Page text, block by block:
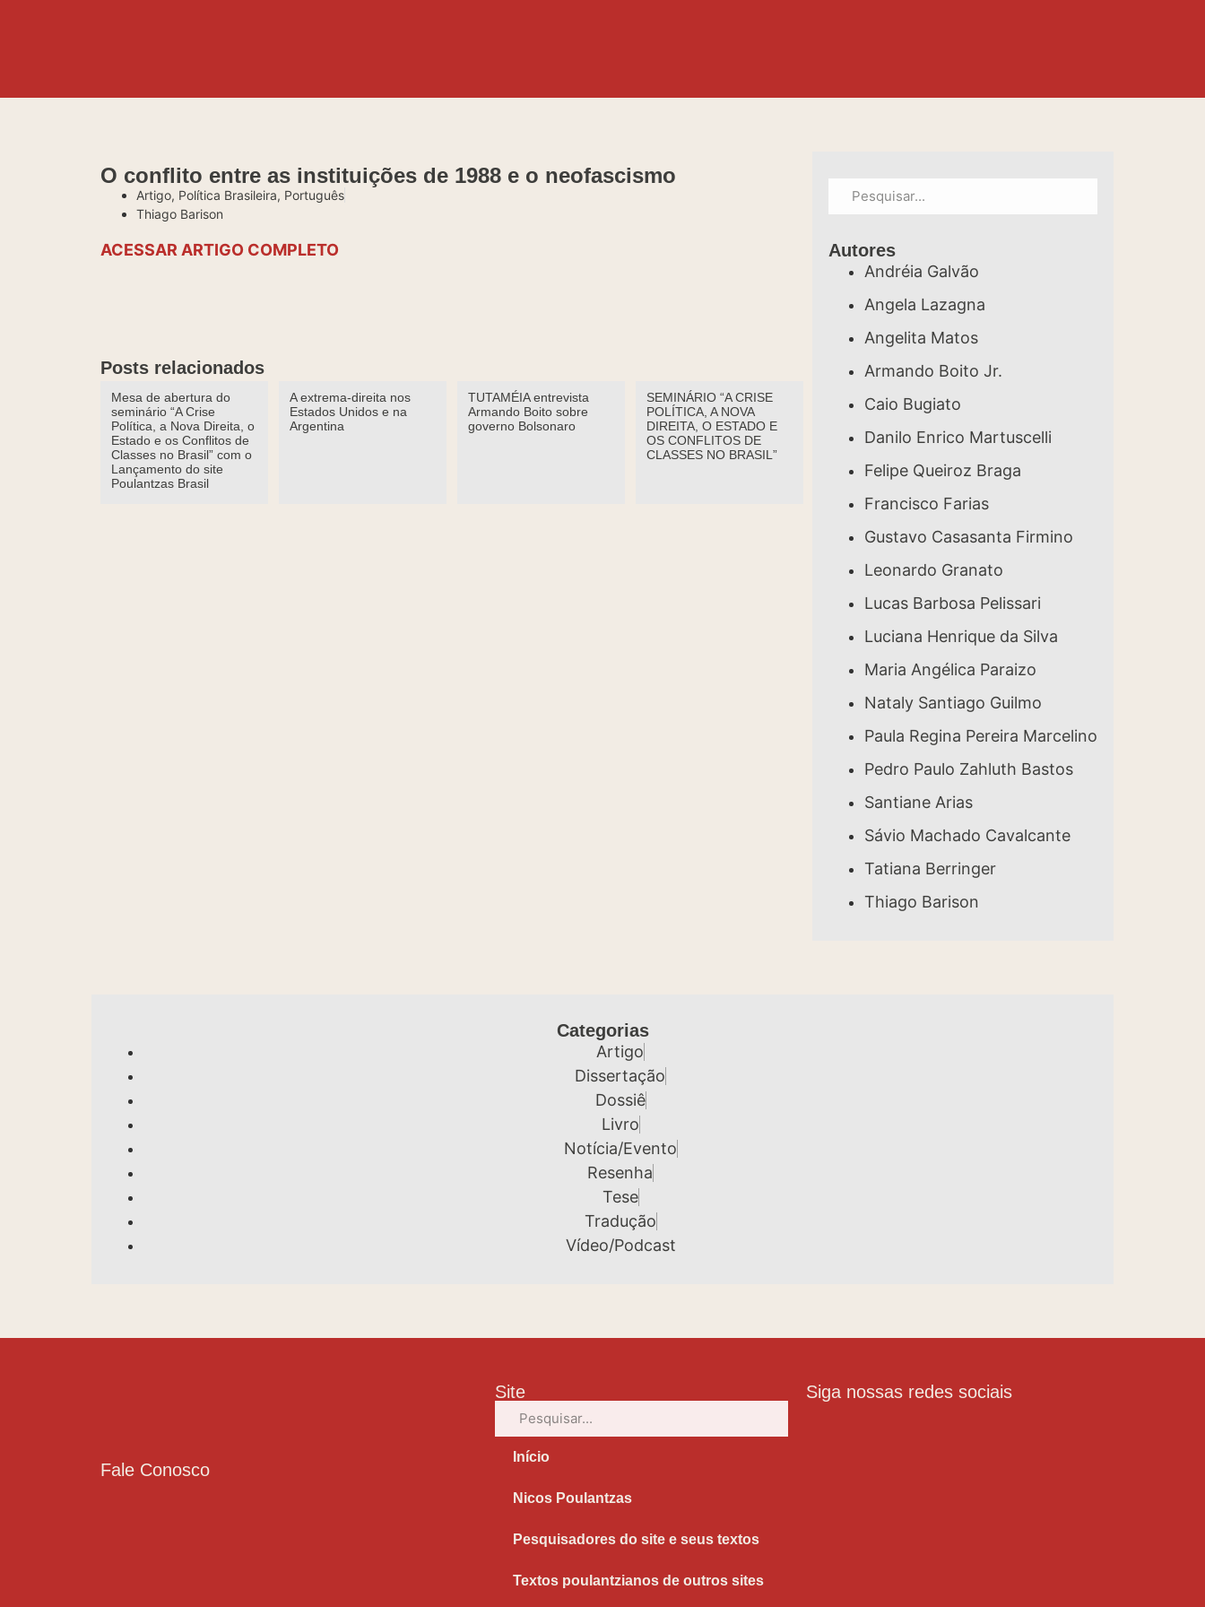
O conflito entre as instituições de 1988 e o neofascismo
Artigo, Política Brasileira, Português
Thiago Barison
ACESSAR ARTIGO COMPLETO
Posts relacionados
Mesa de abertura do
seminário “A Crise
Política, a Nova Direita, o
Estado e os Conflitos de
Classes no Brasil” com o
Lançamento do site
Poulantzas Brasil
A extrema-direita nos
Estados Unidos e na
Argentina
TUTAMÉIA entrevista
Armando Boito sobre
governo Bolsonaro
SEMINÁRIO “A CRISE
POLÍTICA, A NOVA
DIREITA, O ESTADO E
OS CONFLITOS DE
CLASSES NO BRASIL”
Autores
Andréia Galvão
Angela Lazagna
Angelita Matos
Armando Boito Jr.
Caio Bugiato
Danilo Enrico Martuscelli
Felipe Queiroz Braga
Francisco Farias
Gustavo Casasanta Firmino
Leonardo Granato
Lucas Barbosa Pelissari
Luciana Henrique da Silva
Maria Angélica Paraizo
Nataly Santiago Guilmo
Paula Regina Pereira Marcelino
Pedro Paulo Zahluth Bastos
Santiane Arias
Sávio Machado Cavalcante
Tatiana Berringer
Thiago Barison
Categorias
Artigo
Dissertação
Dossiê
Livro
Notícia/Evento
Resenha
Tese
Tradução
Vídeo/Podcast
Fale Conosco
Site
Início
Nicos Poulantzas
Pesquisadores do site e seus textos
Textos poulantzianos de outros sites
Siga nossas redes sociais